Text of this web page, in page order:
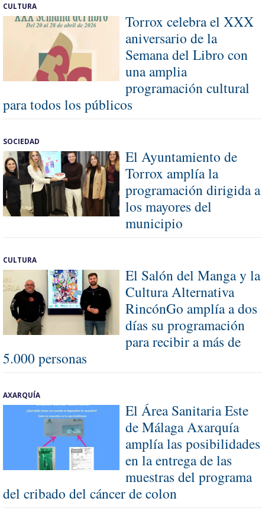
CULTURA
Torrox celebra el XXX
aniversario de la
Semana del Libro con
una amplia
programación cultural
para todos los públicos
SOCIEDAD
El Ayuntamiento de
Torrox amplía la
programación dirigida a
los mayores del
municipio
CULTURA
El Salón del Manga y la
Cultura Alternativa
RincónGo amplía a dos
días su programación
para recibir a más de
5.000 personas
AXARQUÍA
El Área Sanitaria Este
de Málaga Axarquía
amplía las posibilidades
en la entrega de las
muestras del programa
del cribado del cáncer de colon